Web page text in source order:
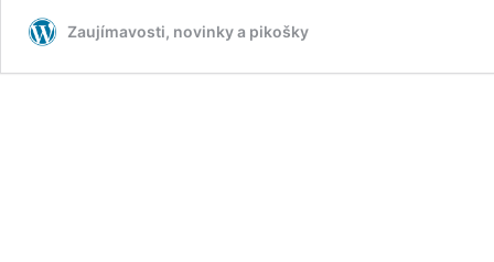
Zaujímavosti, novinky a pikošky